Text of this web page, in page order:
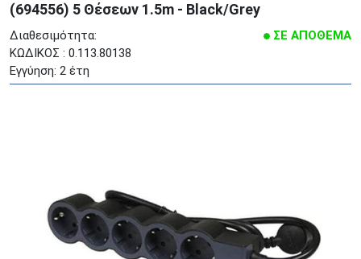
(694556) 5 Θέσεων 1.5m - Black/Grey
Διαθεσιμότητα:
ΣΕ ΑΠΟΘΕΜΑ
ΚΩΔΙΚΟΣ : 0.113.80138
Εγγύηση: 2 έτη